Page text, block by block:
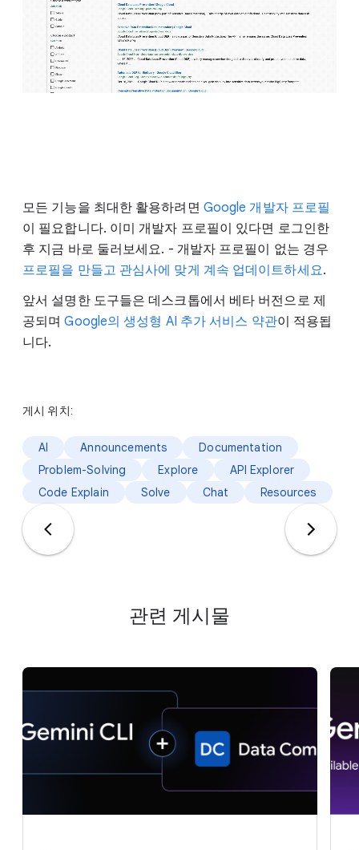
모든 기능을 최대한 활용하려면 Google 개발자 프로필
이 필요합니다. 이미 개발자 프로필이 있다면 로그인한
후 지금 바로 둘러보세요. - 개발자 프로필이 없는 경우
프로필을 만들고 관심사에 맞게 계속 업데이트하세요.
앞서 설명한 도구들은 데스크톱에서 베타 버전으로 제
공되며Google의 생성형 AI 추가 서비스 약관이 적용됩
니다.
게시 위치:
AI Announcements
Documentation
Problem-Solving
Explore
API Explorer
Code Explain
Solve Chat Resources
관련 게시물